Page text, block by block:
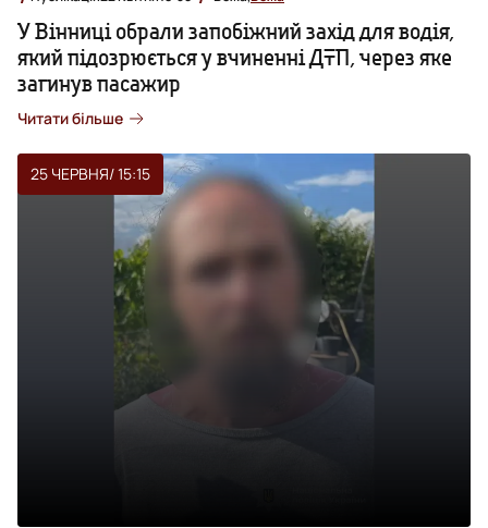
У Вінниці обрали запобіжний захід для водія,
який підозрюється у вчиненні ДТП, через яке
загинув пасажир
Читати більше
25 ЧЕРВНЯ/ 15:15